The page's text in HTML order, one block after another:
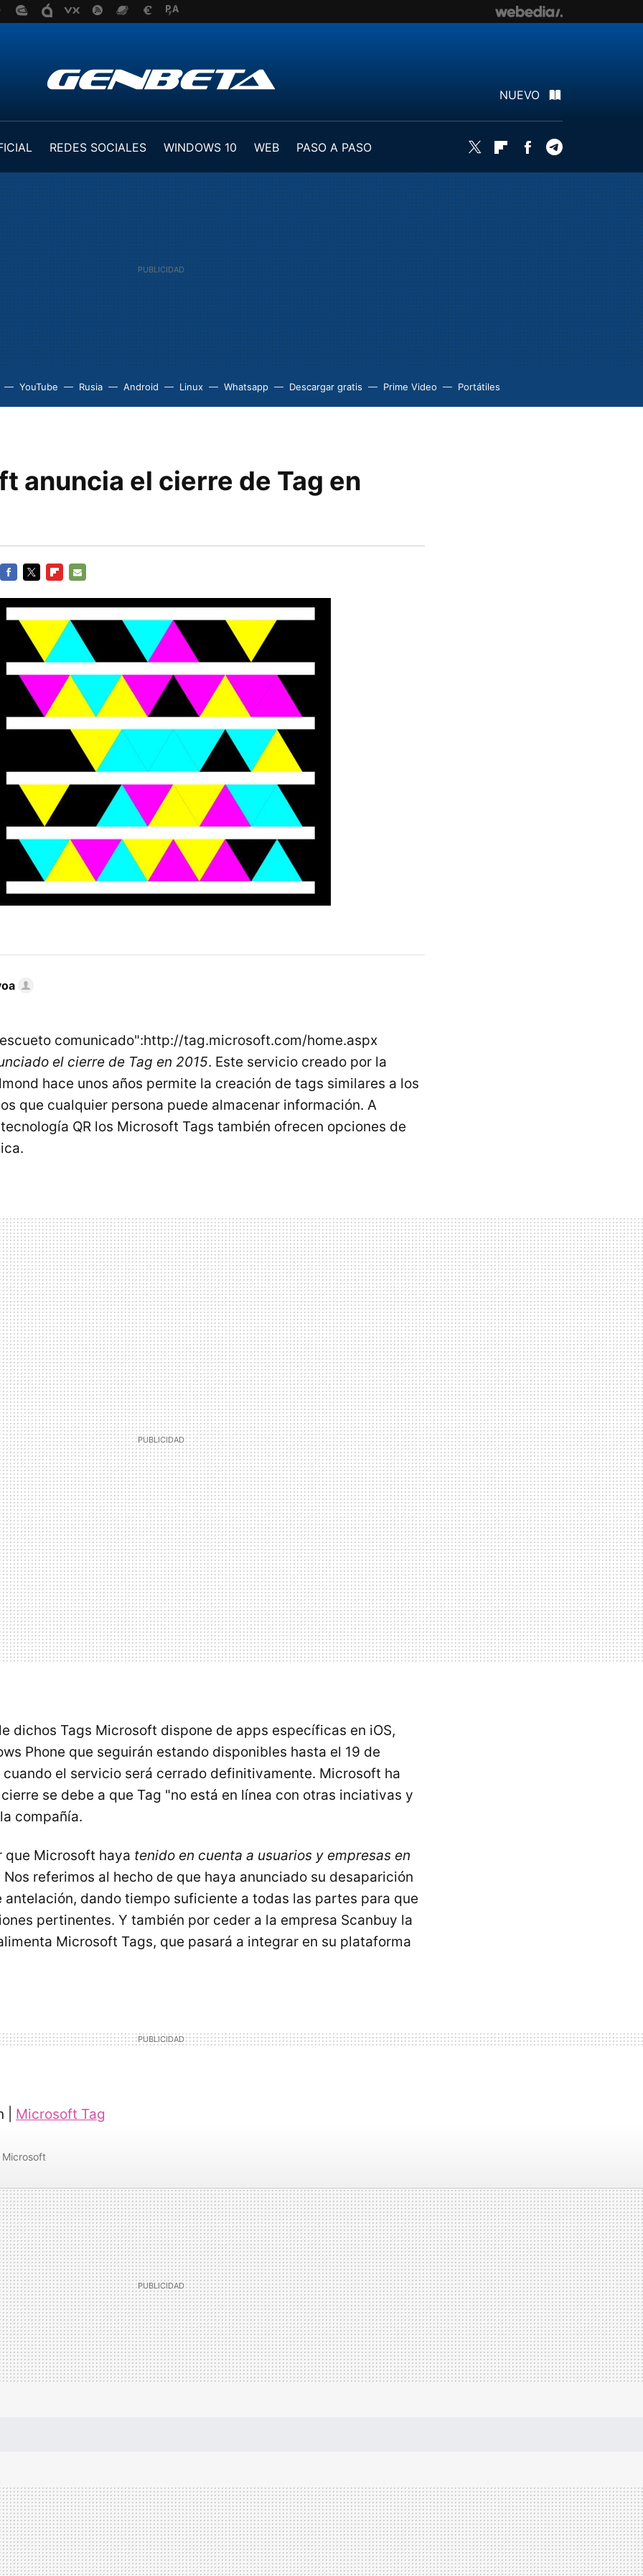
NUEVO
REDES SOCIALES WINDOWS 10 WEB
PASO A PASO
Twitter FlipboardFacebook
YouTube Rusia Android Linux Whatsapp Descargar gratis Prime Video Portátiles
anuncia el cierre de Tag en
MAIL
comunicado":http://tag.microsoft.com/home.aspx
el cierre de Tag en 2015. Este servicio creado por la
hace unos años permite la creación de tags similares a los
que cualquier persona puede almacenar información. A
QR los Microsoft Tags también ofrecen opciones de
dichos Tags Microsoft dispone de apps específicas en iOS,
Phone que seguirán estando disponibles hasta el 19 de
cuando el servicio será cerrado definitivamente. Microsoft ha
se debe a que Tag "no está en línea con otras inciativas y
compañía.
que Microsoft haya tenido en cuenta a usuarios y empresas en
Nos referimos al hecho de que haya anunciado su desaparición
antelación, dando tiempo suficiente a todas las partes para que
pertinentes. Y también por ceder a la empresa Scanbuy la
Microsoft Tags, que pasará a integrar en su plataforma
| Microsoft Tag
Microsoft